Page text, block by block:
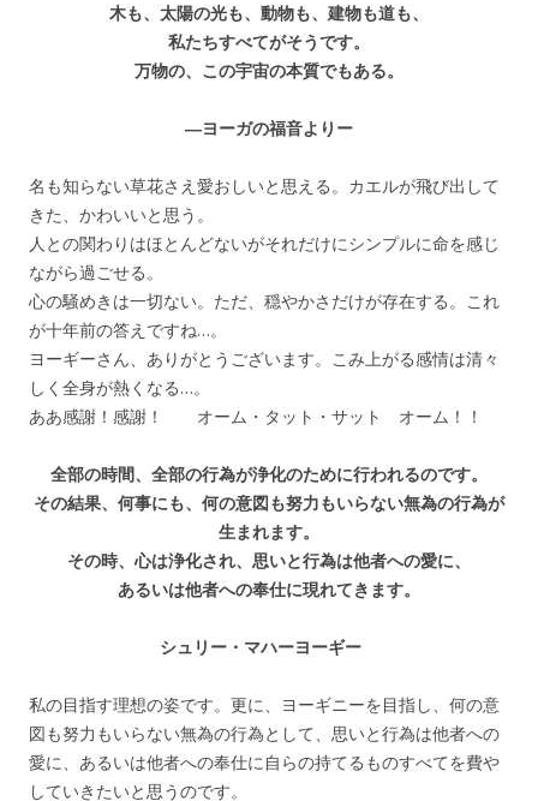
木も、太陽の光も、動物も、建物も道も、
私たちすべてがそうです。
万物の、この宇宙の本質でもある。
―ヨーガの福音よりー
名も知らない草花さえ愛おしいと思える。カエルが飛び出して
きた、かわいいと思う。
人との関わりはほとんどないがそれだけにシンプルに命を感じ
ながら過ごせる。
心の騒めきは一切ない。ただ、穏やかさだけが存在する。これ
が十年前の答えですね…。
ヨーギーさん、ありがとうございます。こみ上がる感情は清々
しく全身が熱くなる…。
ああ感謝！感謝！ オーム・タット・サット オーム！！
全部の時間、全部の行為が浄化のために行われるのです。
その結果、何事にも、何の意図も努力もいらない無為の行為が
生まれます。
その時、心は浄化され、思いと行為は他者への愛に、
あるいは他者への奉仕に現れてきます。
シュリー・マハーヨーギー
私の目指す理想の姿です。更に、ヨーギニーを目指し、何の意
図も努力もいらない無為の行為として、思いと行為は他者への
愛に、あるいは他者への奉仕に自らの持てるものすべてを費や
していきたいと思うのです。